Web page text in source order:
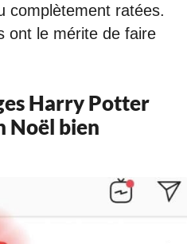
complètement ratées.
ont le mérite de faire
Harry Potter
Noël bien